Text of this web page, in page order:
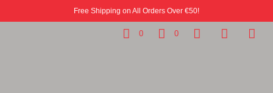
Free Shipping on All Orders Over €50!
0 0